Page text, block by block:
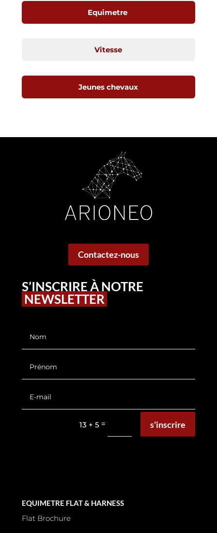
Equimetre
Vitesse
Jeunes chevaux
Contactez-nous
S’INSCRIRE À NOTRE
NEWSLETTER
13 + 5 = s'inscrire
EQUIMETRE FLAT & HARNESS
Flat Brochure